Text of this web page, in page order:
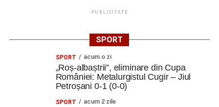
PUBLICITATE
SPORT
SPORT acum o zi
„Roș-albaștrii”, eliminare din Cupa
României: Metalurgistul Cugir – Jiul
Petroșani 0-1 (0-0)
SPORT acum 2 zile